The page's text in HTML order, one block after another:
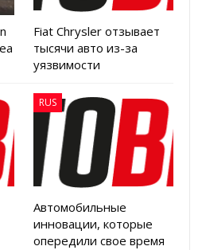
Fiat Chrysler отзывает
тысячи авто из-за
уязвимости
RUS
Автомобильные
инновации, которые
опередили свое время